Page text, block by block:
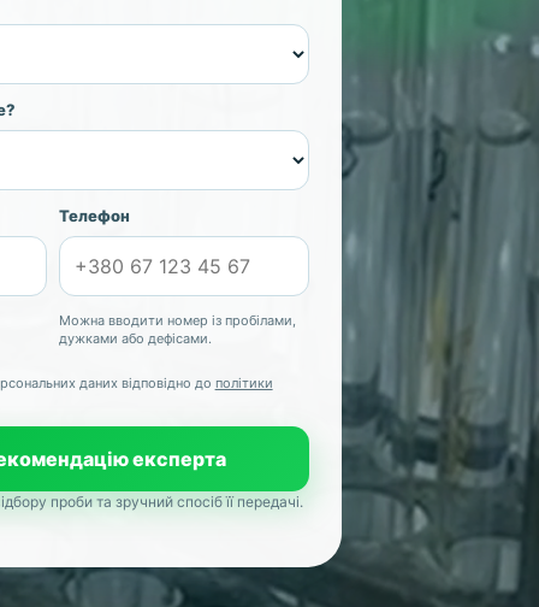
Телефон
Можна вводити номер із пробілами,
дужками або дефісами.
даних відповідно до політики
експерта
проби та зручний спосіб її передачі.